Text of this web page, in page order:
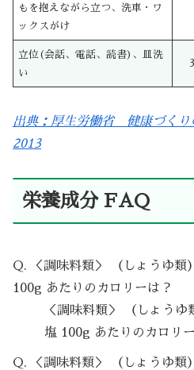
もを抱えながら立つ、洗車・ワ
ックスがけ
立位(会話、電話、読書)、皿洗
い
出典：厚生労働省 健康づくり
2013
栄養成分 FAQ
Q. ＜調味料類＞ （しょうゆ類
100g あたりのカロリーは？
＜調味料類＞ （しょう
塩 100g あたりのカロリ
Q. ＜調味料類＞ （しょうゆ類